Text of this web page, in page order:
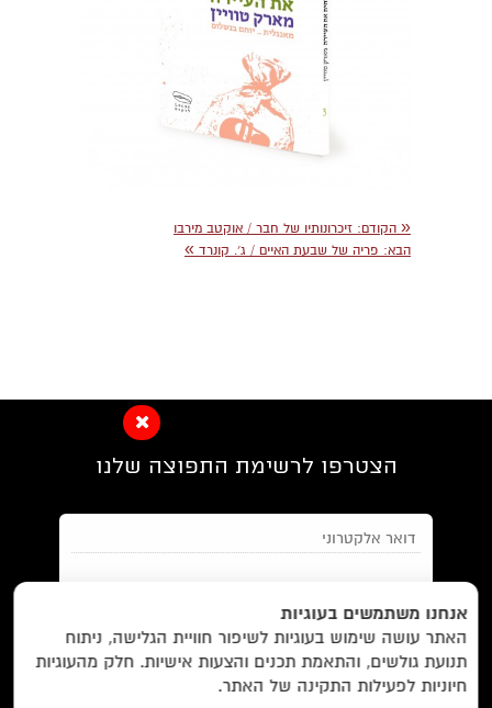
« הקודם: זיכרונותיו של חבר / אוקטב מירבו
הבא: פריה של שבעת האיים / ג׳. קונרד »
הצטרפו לרשימת התפוצה שלנו
מאשר/ת אתתנאי השימוש והצטרפות למאגר הלקוחות וקבלת
הודעות מאתר זה בלבד (לא ספאם)
EN/
Foreign Rights /
מבצעים /
ביקורות/ על לוקוס/ הסדרות/
הסופרים/
צרו קשר/
אנחנו משתמשים בעוגיות
האתר עושה שימוש בעוגיות לשיפור חוויית הגלישה, ניתוח
תנועת גולשים, והתאמת תכנים והצעות אישיות. חלק מהעוגיות
חיוניות לפעילות התקינה של האתר.